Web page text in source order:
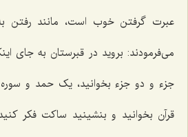
عبرت گرفتن خوب است، مانند رفتن
می‌فرمودند: بروید در قبرستان به جای
جزء و دو جزء بخوانید، یک حمد و
قرآن بخوانید و بنشینید ساکت فکر